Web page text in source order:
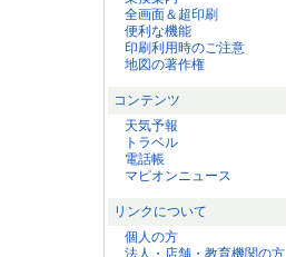
全画面＆超印刷
便利な機能
印刷利用時のご注意
地図の著作権
コンテンツ
天気予報
トラベル
電話帳
マピオンニュース
リンクについて
個人の方
法人・店舗・教育機関の方